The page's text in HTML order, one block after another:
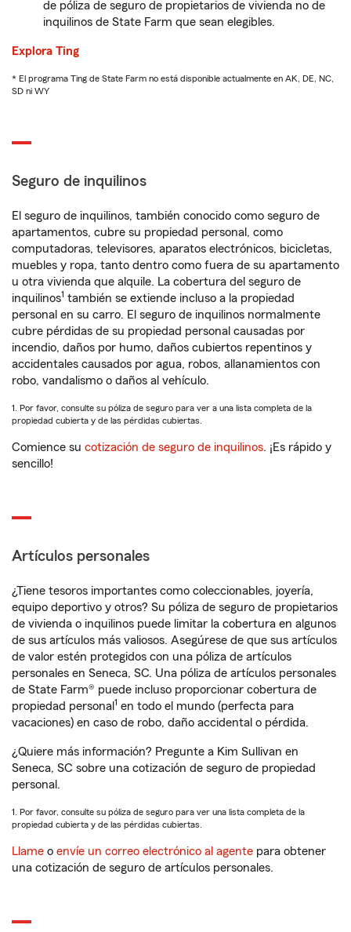
de póliza de seguro de propietarios de vivienda no de
inquilinos de State Farm que sean elegibles.
Explora Ting
* El programa Ting de State Farm no está disponible actualmente en AK, DE, NC,
SD ni WY
Seguro de inquilinos
El seguro de inquilinos, también conocido como seguro de
apartamentos, cubre su propiedad personal, como
computadoras, televisores, aparatos electrónicos, bicicletas,
muebles y ropa, tanto dentro como fuera de su apartamento
u otra vivienda que alquile. La cobertura del seguro de
inquilinos1 también se extiende incluso a la propiedad
personal en su carro. El seguro de inquilinos normalmente
cubre pérdidas de su propiedad personal causadas por
incendio, daños por humo, daños cubiertos repentinos y
accidentales causados por agua, robos, allanamientos con
robo, vandalismo o daños al vehículo.
1. Por favor, consulte su póliza de seguro para ver a una lista completa de la
propiedad cubierta y de las pérdidas cubiertas.
Comience su cotización de seguro de inquilinos. ¡Es rápido y
sencillo!
Artículos personales
¿Tiene tesoros importantes como coleccionables, joyería,
equipo deportivo y otros? Su póliza de seguro de propietarios
de vivienda o inquilinos puede limitar la cobertura en algunos
de sus artículos más valiosos. Asegúrese de que sus artículos
de valor estén protegidos con una póliza de artículos
personales en Seneca, SC. Una póliza de artículos personales
de State Farm® puede incluso proporcionar cobertura de
propiedad personal 1 en todo el mundo (perfecta para
vacaciones) en caso de robo, daño accidental o pérdida.
¿Quiere más información? Pregunte a Kim Sullivan en
Seneca, SC sobre una cotización de seguro de propiedad
personal.
1. Por favor, consulte su póliza de seguro para ver una lista completa de la
propiedad cubierta y de las pérdidas cubiertas.
Llame o envíe un correo electrónico al agente para obtener
una cotización de seguro de artículos personales.